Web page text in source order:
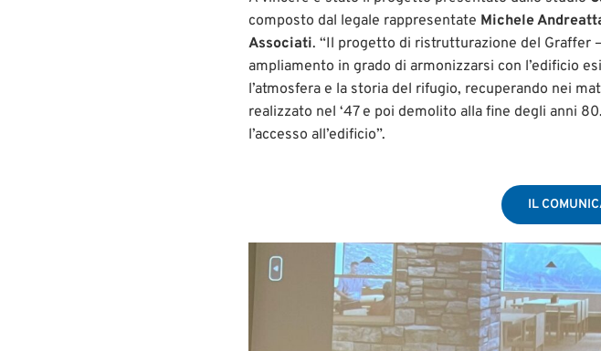
composto dal legale rappresentate Michele
Associati. “Il progetto di ristrutturazione del Graffer
ampliamento in grado di armonizzarsi con l’edificio
l’atmosfera e la storia del rifugio, recuperando nei
realizzato nel ‘47 e poi demolito alla fine degli anni
l’accesso all’edificio”.
IL